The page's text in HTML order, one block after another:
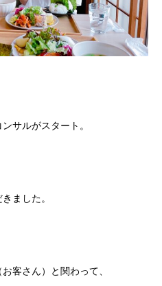
サルがスタート。
ました。
客さん）と関わって、